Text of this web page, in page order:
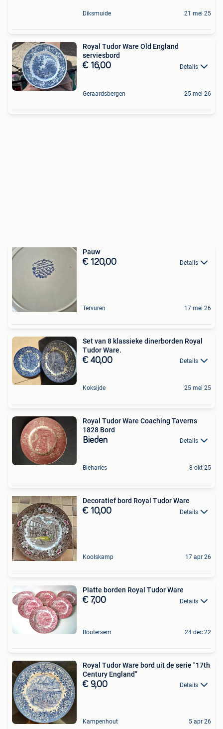
Diksmuide 21 mei 25
Royal Tudor Ware Old England
serviesbord
€ 16,00 Details
Geraardsbergen 25 mei 26
Pauw
€ 120,00 Details
Tervuren 17 mei 26
Set van 8 klassieke dinerborden Royal
Tudor Ware.
€ 40,00 Details
Koksijde 25 mei 25
Royal Tudor Ware Coaching Taverns
1828 Bord
Bieden Details
Bleharies 8 okt 25
Decoratief bord Royal Tudor Ware
€ 10,00 Details
Koolskamp 17 apr 26
Platte borden Royal Tudor Ware
€ 7,00 Details
Boutersem 24 dec 22
Royal Tudor Ware bord uit de serie "17th
Century England"
€ 9,00 Details
Kampenhout 5 apr 26